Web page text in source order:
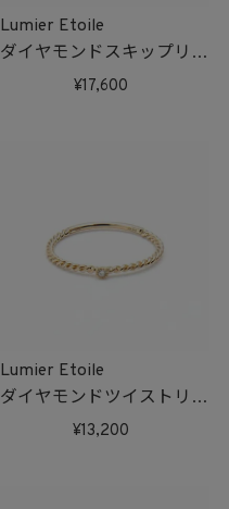
Lumier Etoile
ダイヤモンドスキップリン
グ(ピンクゴールド)
17,600
Lumier Etoile
ダイヤモンドツイストリン
グ(ゴールド)13,200